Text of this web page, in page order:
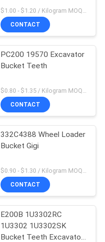
$1.00 - $1.20 / Kilogram MOQ:100 Kilogram / kilogram
CONTACT
PC200 19570 Excavator
Bucket Teeth
CONTACT
332C4388 Wheel Loader
Bucket Gigi
CONTACT
E200B 1U3302RC
1U3302 1U3302SK
Bucket Teeth Excavator